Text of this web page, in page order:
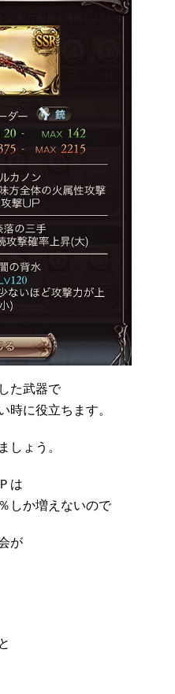
た武器で
時に役立ちます。
しょう。
は
しか増えないので
が